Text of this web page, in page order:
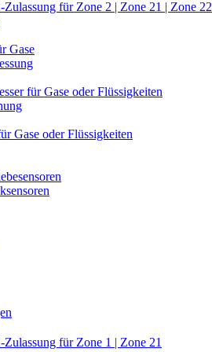
für Zone 2 | Zone 21 | Zone 22
Gase
für Gase oder Flüssigkeiten
Gase oder Flüssigkeiten
für Zone 1 | Zone 21